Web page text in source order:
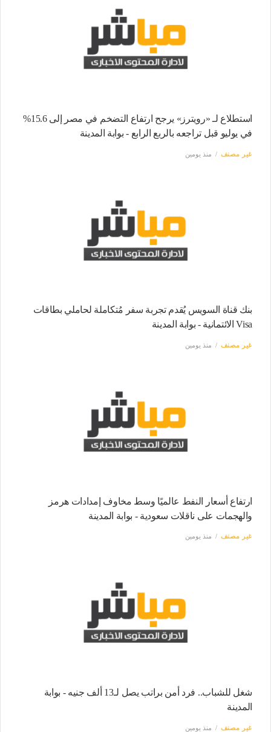
استطلاع لـ «رويترز» يرجح ارتفاع التضخم في مصر إلى 15.6%
في يوليو قبل تراجعه بالربع الرابع - بوابة المدينة
غير مصنف منذ يومين
بنك قناة السويس يُقدم تجربة سفر مُتكاملة لحاملي بطاقات
Visa الائتمانية - بوابة المدينة
غير مصنف منذ يومين
ارتفاع أسعار النفط عالميًا وسط مخاوف إمدادات هرمز
والهجمات على ناقلات سعودية - بوابة المدينة
غير مصنف منذ يومين
شغل للشباب.. فرد أمن براتب يصل لـ13 ألف جنيه - بوابة
المدينة
غير مصنف منذ يومين